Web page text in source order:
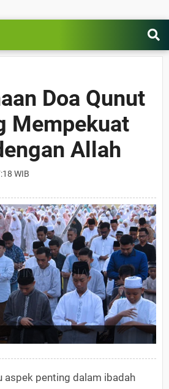
Doa Qunut
Mempekuat
Allah
WIB
aspek penting dalam ibadah